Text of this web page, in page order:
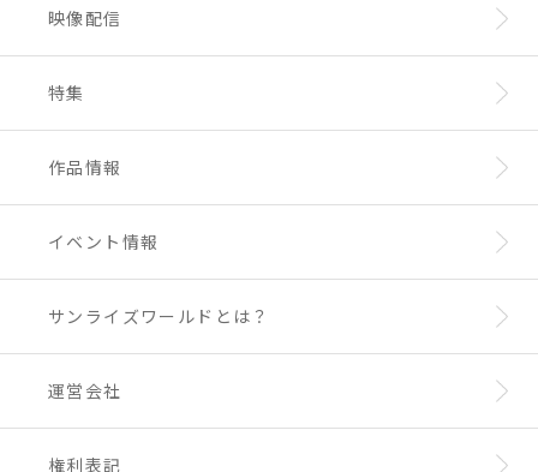
映像配信
特集
作品情報
イベント情報
サンライズワールドとは？
運営会社
権利表記